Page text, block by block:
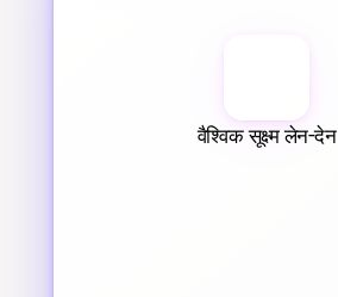
वैश्विक सूक्ष्म लेन-देन